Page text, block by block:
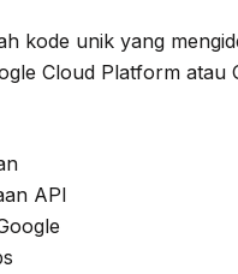
kode unik yang
Cloud Platform atau
API